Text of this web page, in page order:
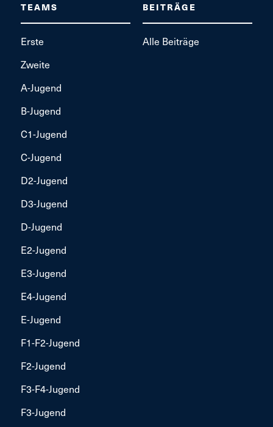
TEAMS
Erste
Zweite
A-Jugend
B-Jugend
C1-Jugend
C-Jugend
D2-Jugend
D3-Jugend
D-Jugend
E2-Jugend
E3-Jugend
E4-Jugend
E-Jugend
F1-F2-Jugend
F2-Jugend
F3-F4-Jugend
F3-Jugend
BEITRÄGE
Alle Beiträge